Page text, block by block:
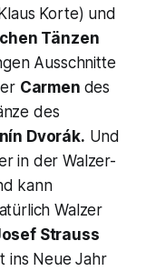
Korte) und
Tänzen
Ausschnitte
Carmen des
des
Dvorák. Und
in der Walzer-
kann
Walzer
Strauss
ins Neue Jahr